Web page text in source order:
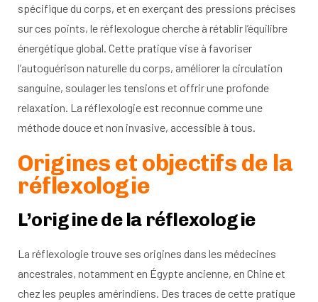
spécifique du corps, et en exerçant des pressions précises
sur ces points, le réflexologue cherche à rétablir l’équilibre
énergétique global. Cette pratique vise à favoriser
l’autoguérison naturelle du corps, améliorer la circulation
sanguine, soulager les tensions et offrir une profonde
relaxation. La réflexologie est reconnue comme une
méthode douce et non invasive, accessible à tous.
Origines et objectifs de la
réflexologie
L’origine de la réflexologie
La réflexologie trouve ses origines dans les médecines
ancestrales, notamment en Égypte ancienne, en Chine et
chez les peuples amérindiens. Des traces de cette pratique